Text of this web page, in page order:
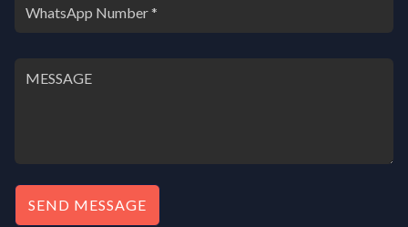
SEND MESSAGE